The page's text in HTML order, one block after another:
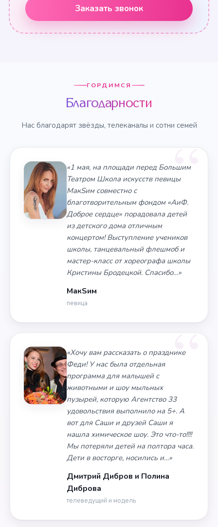
Заказать звонок
ГОРДИМСЯ
Благодарности
Нас благодарят звёзды, телеканалы и сотни семей
«1 мая, на площади перед Большим
Театром Школа искусств певицы
МакSим совместно с
благотворительным фондом «АиФ.
Доброе сердце» порадовала детей
из детского дома отличным
концертом! Выступление учеников
школы, танцевальный флешмоб и
мастер-класс от хореографа школы
Кристины Бродецкой. Спасибо…»
МакSим
певица
«Хочу вам рассказать о празднике
Феди! У нас была отдельная
программа для малышей с
животными и шоу мыльных
пузырей, которую Агентство 33
удовольствия выполнило на 5+. А
вот для Саши и друзей Саши я
нашла химическое шоу. Это что-то!!!!
Мы потеряли детей на полтора часа.
Дети в восторге, носились и…»
Дмитрий Дибров и Полина
Диброва
телеведущий и модель